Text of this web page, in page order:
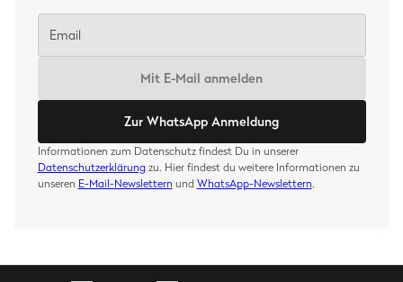
Mit E-Mail anmelden
Zur WhatsApp Anmeldung
Informationen zum Datenschutz findest Du in unserer
Datenschutzerklärung zu. Hier findest du weitere Informationen zu
unseren E-Mail-Newslettern und WhatsApp-Newslettern.